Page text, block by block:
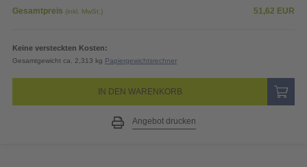
Gesamtpreis (inkl. MwSt.) 51,62 EUR
Keine versteckten Kosten:
Gesamtgewicht ca. 2,313 kg Papiergewichtsrechner
IN DEN WARENKORB
Angebot drucken